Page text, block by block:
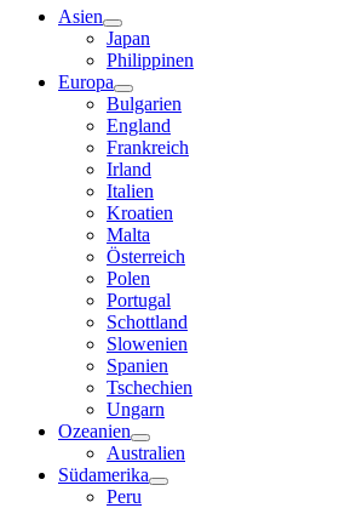
Asien
Japan
Philippinen
Europa
Bulgarien
England
Frankreich
Irland
Italien
Kroatien
Malta
Österreich
Polen
Portugal
Schottland
Slowenien
Spanien
Tschechien
Ungarn
Ozeanien
Australien
Südamerika
Peru